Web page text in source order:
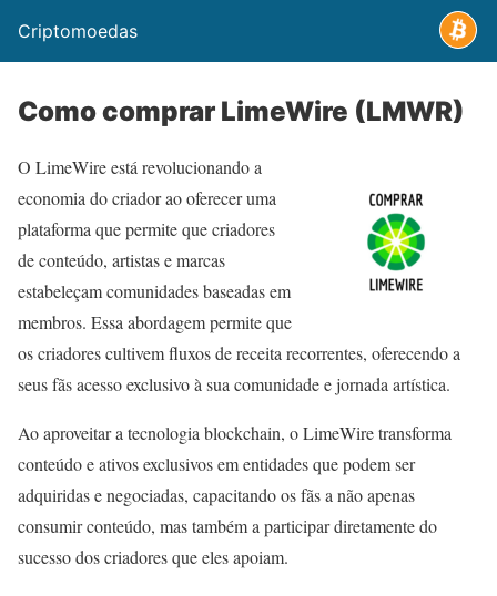
Criptomoedas
Como comprar LimeWire (LMWR)
O LimeWire está revolucionando a
economia do criador ao oferecer uma
plataforma que permite que criadores
de conteúdo, artistas e marcas
estabeleçam comunidades baseadas em
membros. Essa abordagem permite que
os criadores cultivem fluxos de receita recorrentes, oferecendo a
seus fãs acesso exclusivo à sua comunidade e jornada artística.
Ao aproveitar a tecnologia blockchain, o LimeWire transforma
conteúdo e ativos exclusivos em entidades que podem ser
adquiridas e negociadas, capacitando os fãs a não apenas
consumir conteúdo, mas também a participar diretamente do
sucesso dos criadores que eles apoiam.